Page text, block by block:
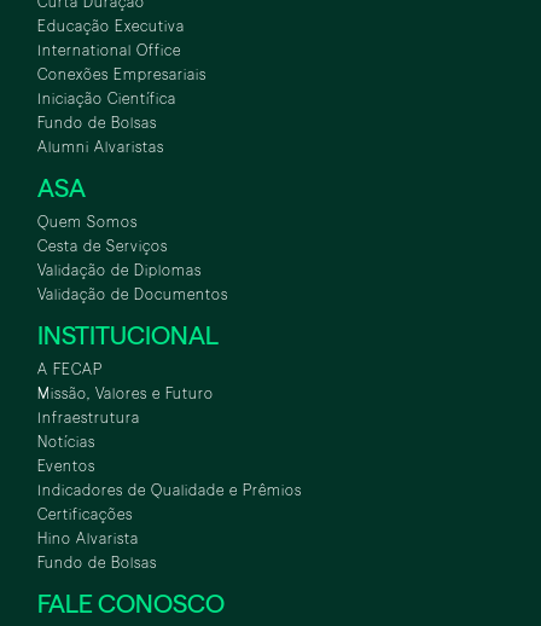
Educação Executiva
International Office
Conexões Empresariais
Iniciação Científica
Fundo de Bolsas
Alumni Alvaristas
ASA
Quem Somos
Cesta de Serviços
Validação de Diplomas
Validação de Documentos
INSTITUCIONAL
A FECAP
Missão, Valores e Futuro
Infraestrutura
Notícias
Eventos
Indicadores de Qualidade e Prêmios
Certificações
Hino Alvarista
Fundo de Bolsas
FALE CONOSCO